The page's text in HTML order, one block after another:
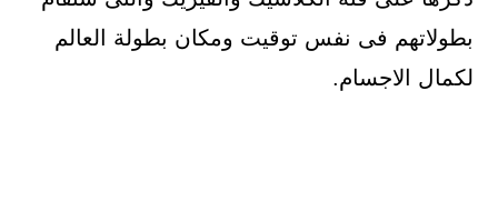
بطولاتهم فى نفس توقيت ومكان بطولة العالم
لكمال الاجسام.